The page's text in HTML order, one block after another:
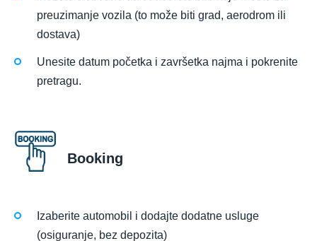
preuzimanje vozila (to može biti grad, aerodrom ili
dostava)
Unesite datum početka i završetka najma i pokrenite
pretragu.
Booking
Izaberite automobil i dodajte dodatne usluge
(osiguranje, bez depozita)